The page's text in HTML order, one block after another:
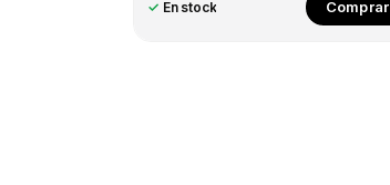
✓ En stock Comprar